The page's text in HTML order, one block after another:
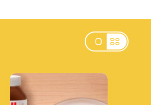
Nadýchané lievance s
nátierkou Nutella®